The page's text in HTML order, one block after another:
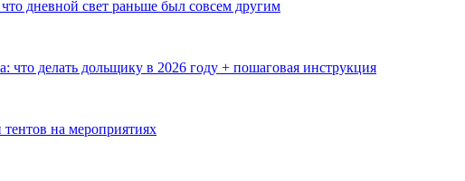
дневной свет раньше был совсем другим
что делать дольщику в 2026 году + пошаговая инструкция
на мероприятиях